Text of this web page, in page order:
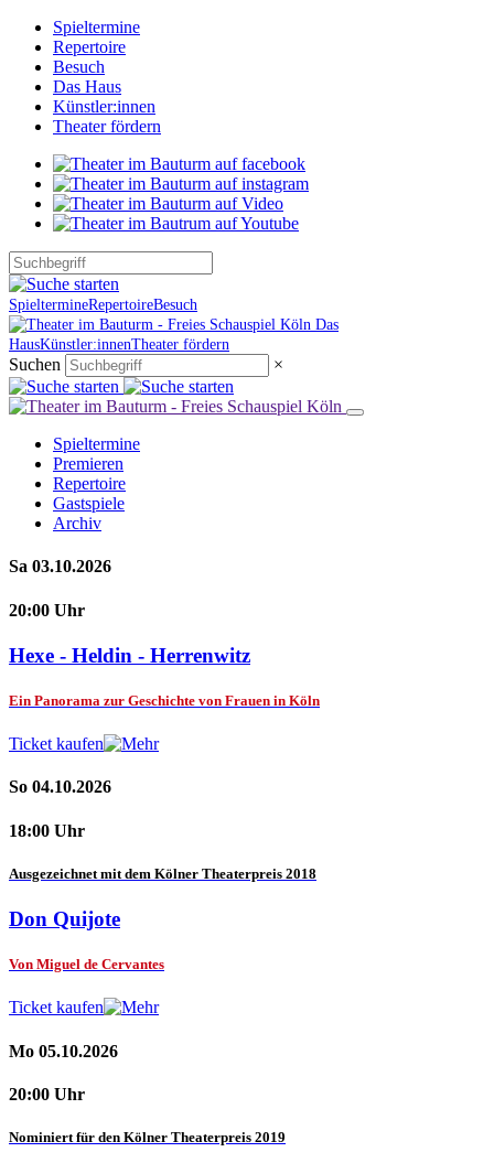
Spieltermine
Repertoire
Besuch
Das Haus
Künstler:innen
Theater fördern
SpieltermineRepertoireBesuch
Das
HausKünstler:innenTheater fördern
Suchen ×
Spieltermine
Premieren
Repertoire
Gastspiele
Archiv
Sa 03.10.2026
20:00 Uhr
Hexe - Heldin - Herrenwitz
Ein Panorama zur Geschichte von Frauen in Köln
Ticket kaufen
So 04.10.2026
18:00 Uhr
Ausgezeichnet mit dem Kölner Theaterpreis 2018
Don Quijote
Von Miguel de Cervantes
Ticket kaufen
Mo 05.10.2026
20:00 Uhr
Nominiert für den Kölner Theaterpreis 2019